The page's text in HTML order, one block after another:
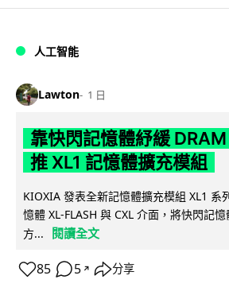
人工智能
Lawton 1 日
靠快閃記憶體紓緩
推 XL1 記憶體擴充模組
KIOXIA 發表全新記憶體擴充模組 XL1 系
憶體 XL-FLASH 與 CXL 介面，將快閃記
方...
閱讀全文
85 5 ↗ 分享